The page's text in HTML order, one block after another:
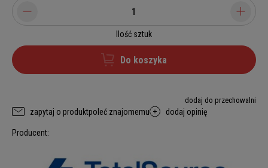
Ilość sztuk
Do koszyka
dodaj do przechowalni
zapytaj o produktpoleć znajomemu dodaj opinię
Producent: